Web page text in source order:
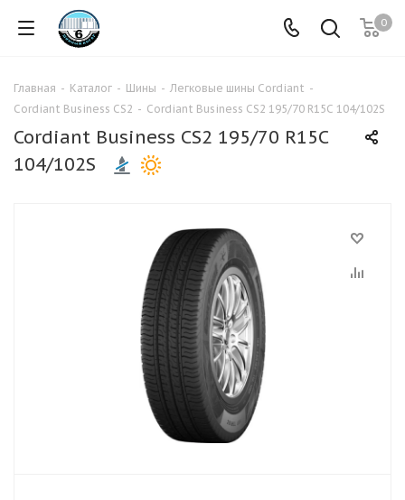
0
Главная - Каталог - Шины - Легковые шины Cordiant -
Cordiant Business CS2 - Cordiant Business CS2 195/70 R15C 104/102S
Cordiant Business CS2 195/70 R15C
104/102S